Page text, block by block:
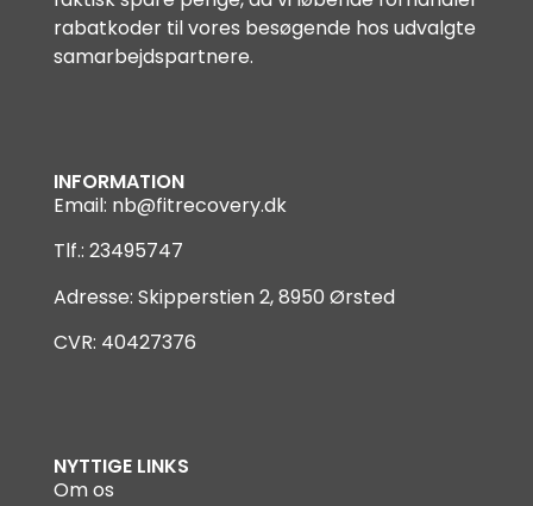
rabatkoder til vores besøgende hos udvalgte
samarbejdspartnere.
INFORMATION
Email: nb@fitrecovery.dk
Tlf.: 23495747
Adresse: Skipperstien 2, 8950 Ørsted
CVR: 40427376
NYTTIGE LINKS
Om os